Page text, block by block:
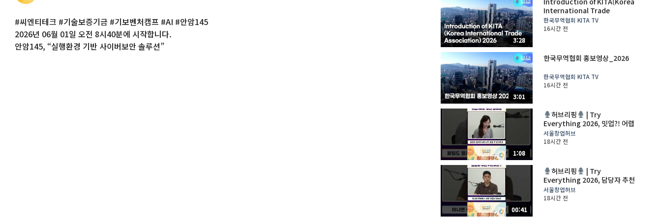
#씨엔티테크 #기술보증기금 #기보벤처캠프 #AI #안암145
2026년 06월 01일 오전 8시40분에 시작합니다.
안암145, “실행환경 기반 사이버보안 솔루션”
3:28
International Trade
Association)_2026
한국무역협회 KITA TV
16시간 전
3:01
한국무역협회 홍보영상_2026
한국무역협회 KITA TV
16시간 전
1:08
허브리핑
| Try
Everything 2026, 밋업?! 어렵
지 않아요
서울창업허브
18시간 전
00:41
허브리핑
| Try
Everything 2026, 담당자 추천
PICK은?
서울창업허브
18시간 전